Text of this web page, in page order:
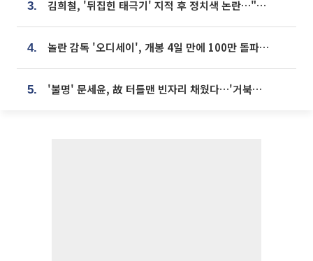
3. 김희철, '뒤집힌 태극기' 지적 후 정치색 논란…"좌우 떠나 우리나라 국기"
4. 놀란 감독 '오디세이', 개봉 4일 만에 100만 돌파⋯'왕사남' 보다 빠르다
5. '불명' 문세윤, 故 터틀맨 빈자리 채웠다…'거북이' 눈물의 최종 우승